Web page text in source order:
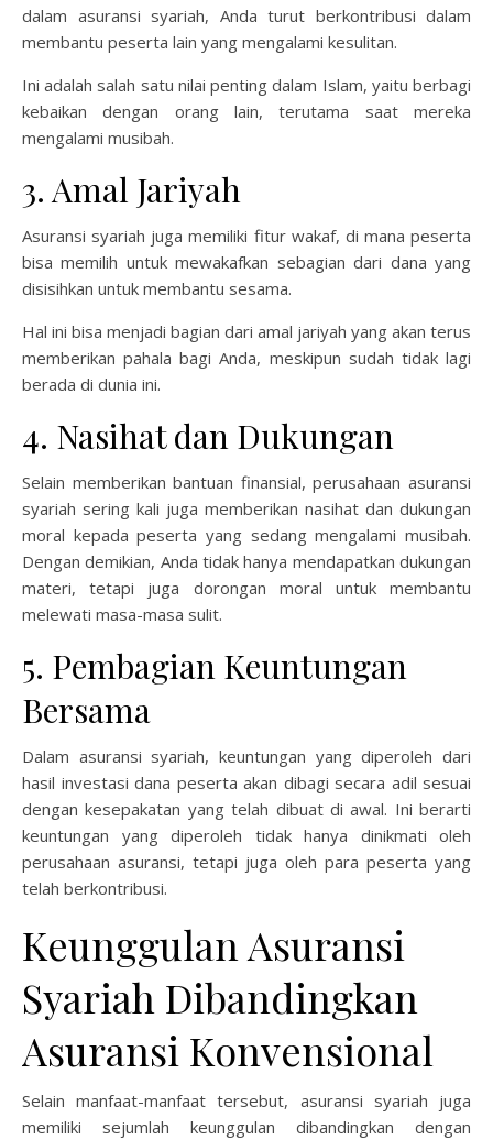
dalam asuransi syariah, Anda turut berkontribusi dalam
membantu peserta lain yang mengalami kesulitan.
Ini adalah salah satu nilai penting dalam Islam, yaitu berbagi
kebaikan dengan orang lain, terutama saat mereka
mengalami musibah.
3. Amal Jariyah
Asuransi syariah juga memiliki fitur wakaf, di mana peserta
bisa memilih untuk mewakafkan sebagian dari dana yang
disisihkan untuk membantu sesama.
Hal ini bisa menjadi bagian dari amal jariyah yang akan terus
memberikan pahala bagi Anda, meskipun sudah tidak lagi
berada di dunia ini.
4. Nasihat dan Dukungan
Selain memberikan bantuan finansial, perusahaan asuransi
syariah sering kali juga memberikan nasihat dan dukungan
moral kepada peserta yang sedang mengalami musibah.
Dengan demikian, Anda tidak hanya mendapatkan dukungan
materi, tetapi juga dorongan moral untuk membantu
melewati masa-masa sulit.
5. Pembagian Keuntungan
Bersama
Dalam asuransi syariah, keuntungan yang diperoleh dari
hasil investasi dana peserta akan dibagi secara adil sesuai
dengan kesepakatan yang telah dibuat di awal. Ini berarti
keuntungan yang diperoleh tidak hanya dinikmati oleh
perusahaan asuransi, tetapi juga oleh para peserta yang
telah berkontribusi.
Keunggulan Asuransi
Syariah Dibandingkan
Asuransi Konvensional
Selain manfaat-manfaat tersebut, asuransi syariah juga
memiliki sejumlah keunggulan dibandingkan dengan